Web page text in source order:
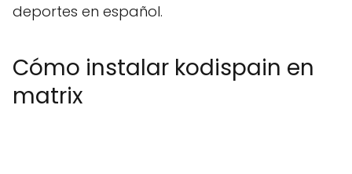
deportes en español.
Cómo instalar kodispain en
matrix